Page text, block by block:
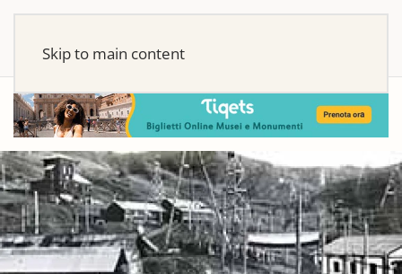
Skip to main content